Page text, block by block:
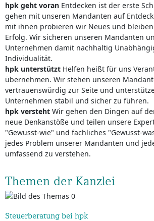
hpk geht voran Entdecken ist der erste
gehen mit unseren Mandanten auf
mit ihnen probieren wir Neues und
Erfolg. Wir sicheren unseren Mandanten
Unternehmen damit nachhaltig
Individualität.
hpk unterstützt Helfen heißt für uns
übernehmen. Wir stehen unseren
vertrauenswürdig zur Seite und
Unternehmen stabil und sicher zu führen.
hpk versteht Wir gehen den Dingen auf
neue Denkanstöße und teilen unsere
"Gewusst-wie" und fachliches "Gewusst-
jedes Problem unserer Mandanten und
umfassend zu verstehen.
Themen der Kanzlei
Steuerberatung bei hpk